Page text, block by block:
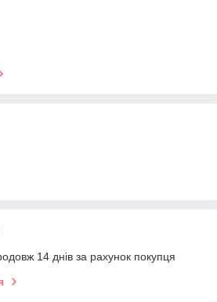
14 днів за рахунок покупця